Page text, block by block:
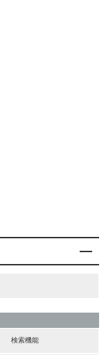
検索機能